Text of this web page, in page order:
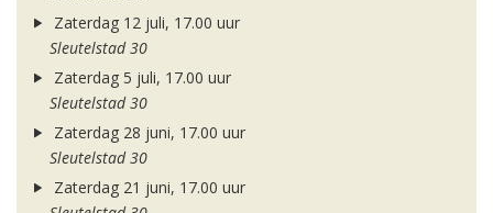
Zaterdag 12 juli, 17.00 uur
Sleutelstad 30
Zaterdag 5 juli, 17.00 uur
Sleutelstad 30
Zaterdag 28 juni, 17.00 uur
Sleutelstad 30
Zaterdag 21 juni, 17.00 uur